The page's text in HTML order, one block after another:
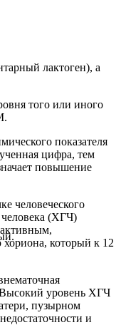
лактоген), а
того или иного
показателя
цифра, тем
повышение
человеческого
человека (ХГЧ)
активным,
который к 12
Высокий уровень ХГЧ
пузырном
и